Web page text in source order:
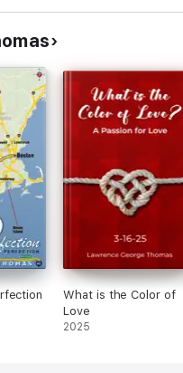
What is the Color of
Love
2025